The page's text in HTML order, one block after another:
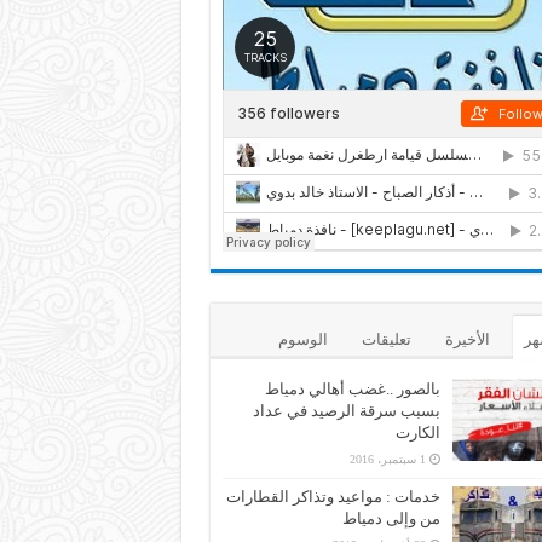
الأخيرة تعليقات الوسوم
بالصور ..غضب أهالي دمياط
بسبب سرقة الرصيد في عداد
الكارت
1 سبتمبر، 2016
خدمات : مواعيد وتذاكر القطارات
من وإلى دمياط